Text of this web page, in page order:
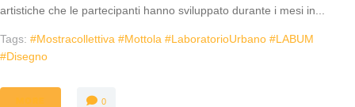
artistiche che le partecipanti hanno sviluppato durante i mesi in...
Tags: #mostracollettiva #mottola #LaboratorioUrbano #LABUM
#disegno
0